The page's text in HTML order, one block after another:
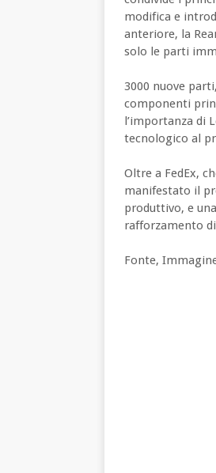
modifica e
anteriore, la
solo le parti
3000 nuove
componenti
l’importanza di
tecnologico al
Oltre a FedEx,
manifestato il
produttivo, e
rafforzamento
Fonte,